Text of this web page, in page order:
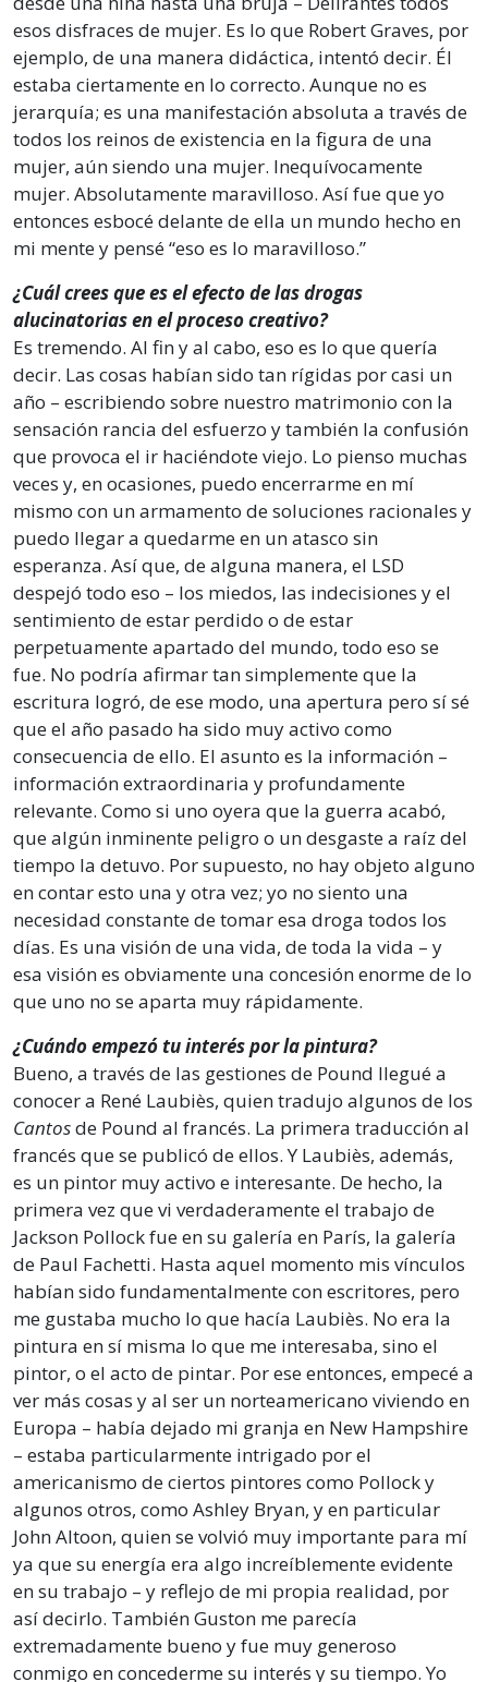
esos disfraces de mujer. Es lo que Robert Graves, por
ejemplo, de una manera didáctica, intentó decir. Él
estaba ciertamente en lo correcto. Aunque no es
jerarquía; es una manifestación absoluta a través de
todos los reinos de existencia en la figura de una
mujer, aún siendo una mujer. Inequívocamente
mujer. Absolutamente maravilloso. Así fue que yo
entonces esbocé delante de ella un mundo hecho en
mi mente y pensé “eso es lo maravilloso.”
¿Cuál crees que es el efecto de las drogas
alucinatorias en el proceso creativo?
Es tremendo. Al fin y al cabo, eso es lo que quería
decir. Las cosas habían sido tan rígidas por casi un
año – escribiendo sobre nuestro matrimonio con la
sensación rancia del esfuerzo y también la confusión
que provoca el ir haciéndote viejo. Lo pienso muchas
veces y, en ocasiones, puedo encerrarme en mí
mismo con un armamento de soluciones racionales y
puedo llegar a quedarme en un atasco sin
esperanza. Así que, de alguna manera, el LSD
despejó todo eso – los miedos, las indecisiones y el
sentimiento de estar perdido o de estar
perpetuamente apartado del mundo, todo eso se
fue. No podría afirmar tan simplemente que la
escritura logró, de ese modo, una apertura pero sí sé
que el año pasado ha sido muy activo como
consecuencia de ello. El asunto es la información –
información extraordinaria y profundamente
relevante. Como si uno oyera que la guerra acabó,
que algún inminente peligro o un desgaste a raíz del
tiempo la detuvo. Por supuesto, no hay objeto alguno
en contar esto una y otra vez; yo no siento una
necesidad constante de tomar esa droga todos los
días. Es una visión de una vida, de toda la vida – y
esa visión es obviamente una concesión enorme de lo
que uno no se aparta muy rápidamente.
¿Cuándo empezó tu interés por la pintura?
Bueno, a través de las gestiones de Pound llegué a
conocer a René Laubiès, quien tradujo algunos de los
Cantosde Pound al francés. La primera traducción al
francés que se publicó de ellos. Y Laubiès, además,
es un pintor muy activo e interesante. De hecho, la
primera vez que vi verdaderamente el trabajo de
Jackson Pollock fue en su galería en París, la galería
de Paul Fachetti. Hasta aquel momento mis vínculos
habían sido fundamentalmente con escritores, pero
me gustaba mucho lo que hacía Laubiès. No era la
pintura en sí misma lo que me interesaba, sino el
pintor, o el acto de pintar. Por ese entonces, empecé a
ver más cosas y al ser un norteamericano viviendo en
Europa – había dejado mi granja en New Hampshire
– estaba particularmente intrigado por el
americanismo de ciertos pintores como Pollock y
algunos otros, como Ashley Bryan, y en particular
John Altoon, quien se volvió muy importante para mí
ya que su energía era algo increíblemente evidente
en su trabajo – y reflejo de mi propia realidad, por
así decirlo. También Guston me parecía
extremadamente bueno y fue muy generoso
conmigo en concederme su interés y su tiempo. Yo